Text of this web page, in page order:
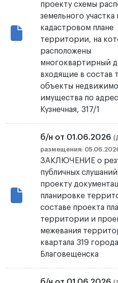
проекту схемы
земельного участка
кадастровом плане
территории, на
расположены
многоквартирный
входящие в состав
объекты
имущества по
Кузнечная, 317/1
б/н от 01.06.2026
размещения:
ЗАКЛЮЧЕНИЕ о
публичных
проекту
планировке
составе проекта
территории и
межевания
квартала 319 города
Благовещенска